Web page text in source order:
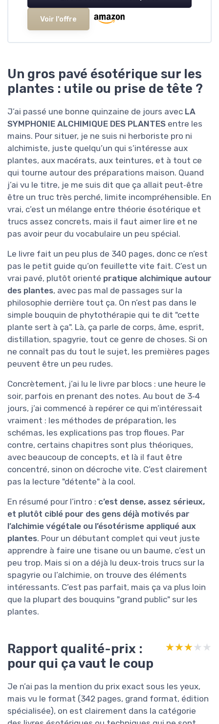
Voir l'offre
Un gros pavé ésotérique sur les
plantes : utile ou prise de tête ?
J’ai passé une bonne quinzaine de jours avec LA
SYMPHONIE ALCHIMIQUE DES PLANTES entre les
mains. Pour situer, je ne suis ni herboriste pro ni
alchimiste, juste quelqu’un qui s’intéresse aux
plantes, aux macérats, aux teintures, et à tout ce
qui tourne autour des préparations maison. Quand
j’ai vu le titre, je me suis dit que ça allait peut‑être
être un truc très perché, limite incompréhensible. En
vrai, c’est un mélange entre théorie ésotérique et
trucs assez concrets, mais il faut aimer lire et ne
pas avoir peur du vocabulaire un peu spécial.
Le livre fait un peu plus de 340 pages, donc ce n’est
pas le petit guide qu’on feuillette vite fait. C’est un
vrai pavé, plutôt orienté pratique alchimique autour
des plantes, avec pas mal de passages sur la
philosophie derrière tout ça. On n’est pas dans le
simple bouquin de phytothérapie qui te dit "cette
plante sert à ça". Là, ça parle de corps, âme, esprit,
distillation, spagyrie, tout ce genre de choses. Si on
ne connaît pas du tout le sujet, les premières pages
peuvent être un peu rudes.
Concrètement, j’ai lu le livre par blocs : une heure le
soir, parfois en prenant des notes. Au bout de 3‑4
jours, j’ai commencé à repérer ce qui m’intéressait
vraiment : les méthodes de préparation, les
schémas, les explications pas trop floues. Par
contre, certains chapitres sont plus théoriques,
avec beaucoup de concepts, et là il faut être
concentré, sinon on décroche vite. C’est clairement
pas la lecture "détente" à la cool.
En résumé pour l’intro : c’est dense, assez sérieux,
et plutôt ciblé pour des gens déjà motivés par
l’alchimie végétale ou l’ésotérisme appliqué aux
plantes. Pour un débutant complet qui veut juste
apprendre à faire une tisane ou un baume, c’est un
peu trop. Mais si on a déjà lu deux‑trois trucs sur la
spagyrie ou l’alchimie, on trouve des éléments
intéressants. C’est pas parfait, mais ça va plus loin
que la plupart des bouquins "grand public" sur les
plantes.
Rapport qualité-prix :
pour qui ça vaut le coup
★★★★★
★★★★★
Je n’ai pas la mention du prix exact sous les yeux,
mais vu le format (342 pages, grand format, édition
spécialisée), on est clairement dans la catégorie